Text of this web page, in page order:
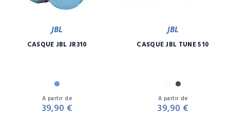
JBL
CASQUE JBL JR310
Bleu
A partir de
39,90 €
JBL
CASQUE JBL TUNE 510
BlancNoir
A partir de
39,90 €